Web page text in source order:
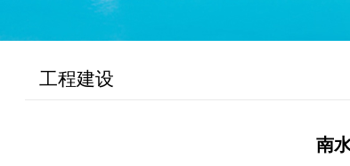
工程建设
南